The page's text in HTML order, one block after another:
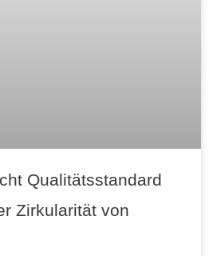
Qualitätsstandard
Zirkularität von